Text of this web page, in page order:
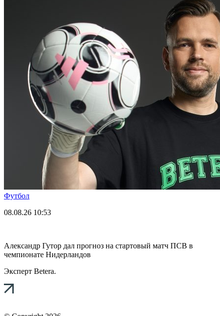
Футбол
08.08.26 10:53
Александр Гутор дал прогноз на стартовый матч ПСВ в
чемпионате Нидерландов
Эксперт Betera.